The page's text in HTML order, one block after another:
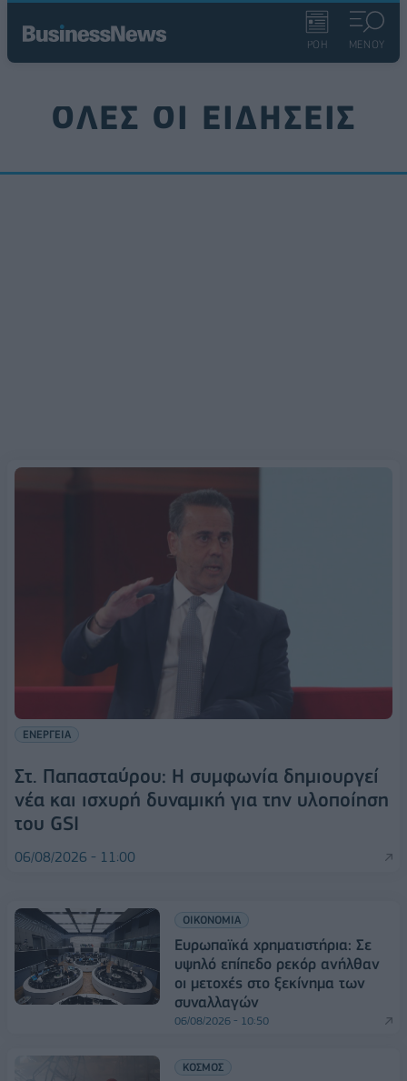
ΡΟΗ ΜΕΝΟΥ
ΟΛΕΣ ΟΙ ΕΙΔΗΣΕΙΣ
ΕΝΕΡΓΕΙΑ
Στ. Παπασταύρου: Η συμφωνία δημιουργεί
νέα και ισχυρή δυναμική για την υλοποίηση
του GSI
06/08/2026 - 11:00
ΟΙΚΟΝΟΜΙΑ
Ευρωπαϊκά χρηματιστήρια: Σε
υψηλό επίπεδο ρεκόρ ανήλθαν
οι μετοχές στο ξεκίνημα των
συναλλαγών
06/08/2026 - 10:50
ΚΟΣΜΟΣ